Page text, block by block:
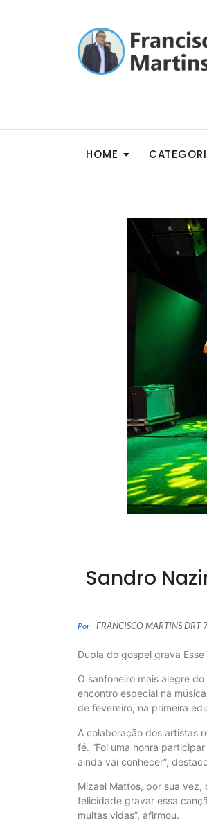
HOME
Sandro
Por FRANCISCO MARTINS
Dupla do gospel grava
O sanfoneiro mais alegre
encontro especial na
de fevereiro, na primeira
A colaboração dos artistas
fé. “Foi uma honra
ainda vai conhecer”,
Mizael Mattos, por sua vez,
felicidade gravar essa
muitas vidas”, afirmou.